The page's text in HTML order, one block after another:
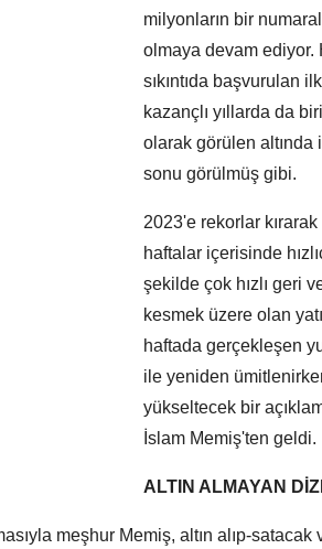
milyonların bir
olmaya devam ediyor.
sıkıntıda başvurulan
kazançlı yıllarda da
olarak görülen
sonu görülmüş gibi.
2023'e rekorlar
haftalar içerisinde
şekilde çok hızlı geri
kesmek üzere olan
haftada gerçekleşen
ile yeniden
yükseltecek bir
İslam Memiş'ten geldi.
ALTIN ALMAYAN
meşhur Memiş, altın alıp-